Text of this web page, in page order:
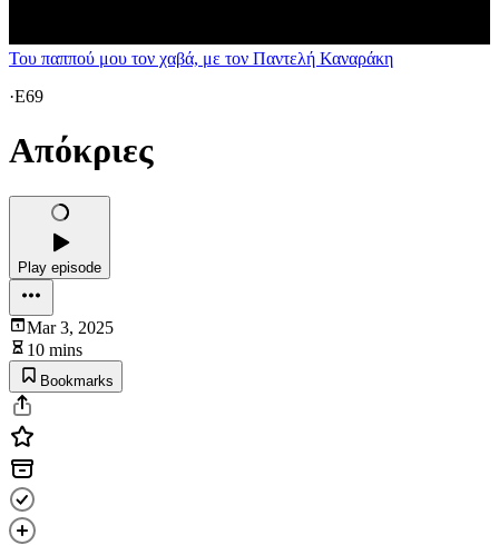
Του παππού μου τον χαβά, με τον Παντελή Καναράκη
·E69
Απόκριες
Play episode
Mar 3, 2025
10 mins
Bookmarks